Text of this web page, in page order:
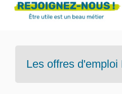
Les offres d'emploi